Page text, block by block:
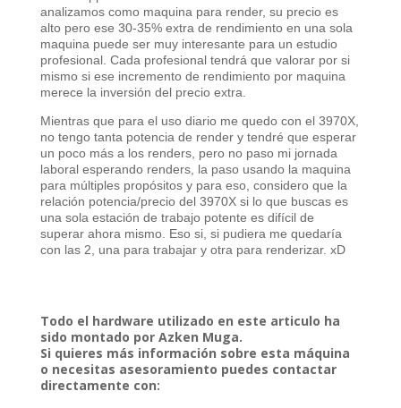
analizamos como maquina para render, su precio es
alto pero ese 30-35% extra de rendimiento en una sola
maquina puede ser muy interesante para un estudio
profesional. Cada profesional tendrá que valorar por si
mismo si ese incremento de rendimiento por maquina
merece la inversión del precio extra.
Mientras que para el uso diario me quedo con el 3970X,
no tengo tanta potencia de render y tendré que esperar
un poco más a los renders, pero no paso mi jornada
laboral esperando renders, la paso usando la maquina
para múltiples propósitos y para eso, considero que la
relación potencia/precio del 3970X si lo que buscas es
una sola estación de trabajo potente es difícil de
superar ahora mismo. Eso si, si pudiera me quedaría
con las 2, una para trabajar y otra para renderizar. xD
Todo el hardware utilizado en este articulo ha
sido montado por Azken Muga.
Si quieres más información sobre esta máquina
o necesitas asesoramiento puedes contactar
directamente con: